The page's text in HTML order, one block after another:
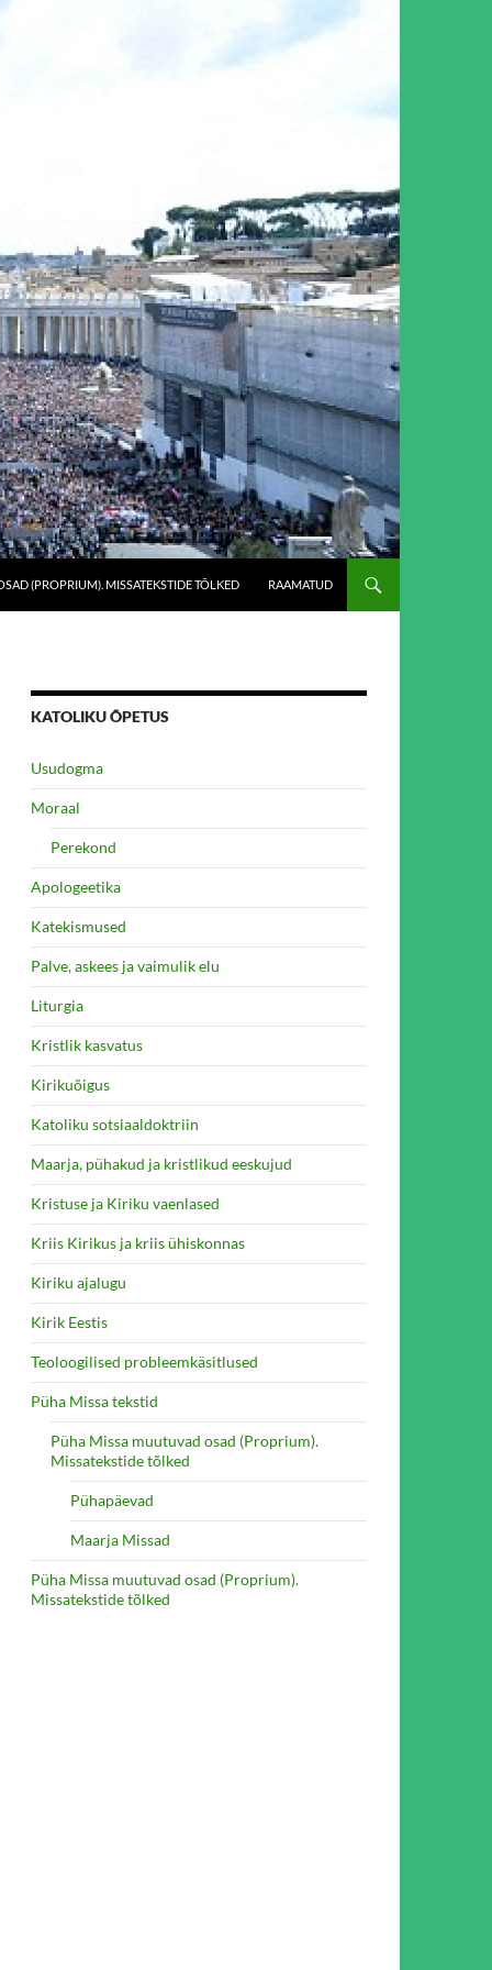
(PROPRIUM). MISSATEKSTIDE TÕLKED RAAMATUD
KATOLIKU ÕPETUS
Usudogma
Moraal
Perekond
Apologeetika
Katekismused
Palve, askees ja vaimulik elu
Liturgia
Kristlik kasvatus
Kirikuõigus
Katoliku sotsiaaldoktriin
Maarja, pühakud ja kristlikud eeskujud
Kristuse ja Kiriku vaenlased
Kriis Kirikus ja kriis ühiskonnas
Kiriku ajalugu
Kirik Eestis
Teoloogilised probleemkäsitlused
Püha Missa tekstid
Püha Missa muutuvad osad (Proprium).
Missatekstide tõlked
Pühapäevad
Maarja Missad
Püha Missa muutuvad osad (Proprium).
Missatekstide tõlked